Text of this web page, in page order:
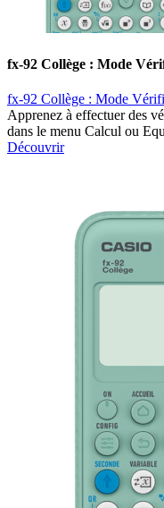
fx-92 Collège : Mode
fx-92 Collège : Mode
Apprenez à effectuer des
dans le menu Calcul ou
Découvrir